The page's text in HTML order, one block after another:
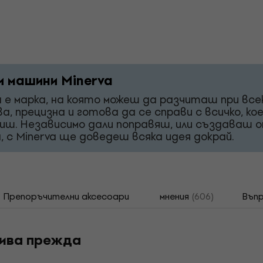
машини Minerva
е марка, на която можеш да разчиташ при
прецизна и готова да се справи с всичко,
Независимо дали поправяш, или създаваш
с Minerva ще доведеш всяка идея докрай.
Препоръчителни аксесоари мнения (606)
прежда